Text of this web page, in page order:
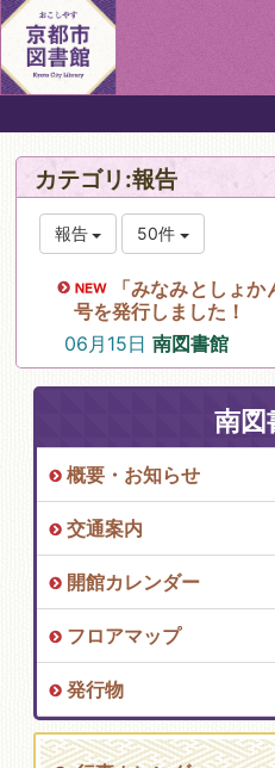
カテゴリ:報告
報告 50件
「みなみとしょ
号を発行しました！
06月15日 南図書館
南図
概要・お知らせ
交通案内
開館カレンダー
フロアマップ
発行物